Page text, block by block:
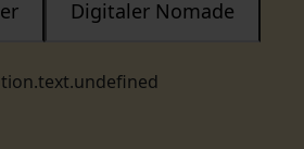
Digitaler Nomade